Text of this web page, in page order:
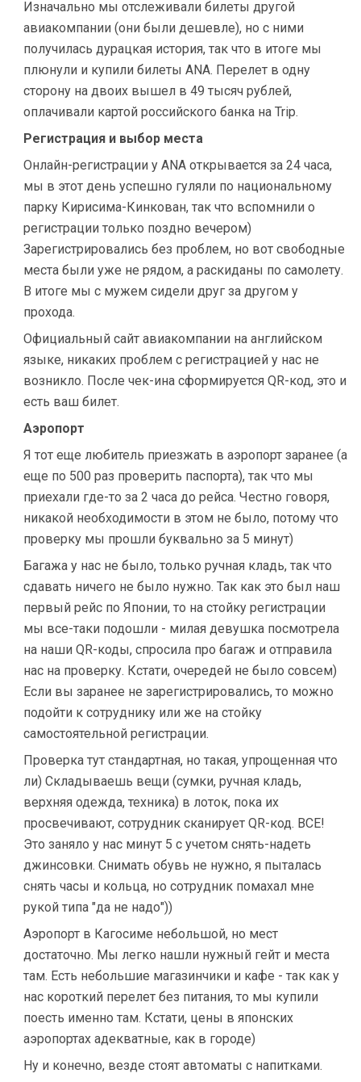
Изначально мы отслеживали билеты другой
авиакомпании (они были дешевле), но с ними
получилась дурацкая история, так что в итоге мы
плюнули и купили билеты ANA. Перелет в одну
сторону на двоих вышел в 49 тысяч рублей,
оплачивали картой российского банка на Trip.
Регистрация и выбор места
Онлайн-регистрации у ANA открывается за 24 часа,
мы в этот день успешно гуляли по национальному
парку Кирисима-Кинкован, так что вспомнили о
регистрации только поздно вечером)
Зарегистрировались без проблем, но вот свободные
места были уже не рядом, а раскиданы по самолету.
В итоге мы с мужем сидели друг за другом у
прохода.
Официальный сайт авиакомпании на английском
языке, никаких проблем с регистрацией у нас не
возникло. После чек-ина сформируется QR-код, это и
есть ваш билет.
Аэропорт
Я тот еще любитель приезжать в аэропорт заранее (а
еще по 500 раз проверить паспорта), так что мы
приехали где-то за 2 часа до рейса. Честно говоря,
никакой необходимости в этом не было, потому что
проверку мы прошли буквально за 5 минут)
Багажа у нас не было, только ручная кладь, так что
сдавать ничего не было нужно. Так как это был наш
первый рейс по Японии, то на стойку регистрации
мы все-таки подошли - милая девушка посмотрела
на наши QR-коды, спросила про багаж и отправила
нас на проверку. Кстати, очередей не было совсем)
Если вы заранее не зарегистрировались, то можно
подойти к сотруднику или же на стойку
самостоятельной регистрации.
Проверка тут стандартная, но такая, упрощенная что
ли) Складываешь вещи (сумки, ручная кладь,
верхняя одежда, техника) в лоток, пока их
просвечивают, сотрудник сканирует QR-код. ВСЕ!
Это заняло у нас минут 5 с учетом снять-надеть
джинсовки. Снимать обувь не нужно, я пыталась
снять часы и кольца, но сотрудник помахал мне
рукой типа "да не надо"))
Аэропорт в Кагосиме небольшой, но мест
достаточно. Мы легко нашли нужный гейт и места
там. Есть небольшие магазинчики и кафе - так как у
нас короткий перелет без питания, то мы купили
поесть именно там. Кстати, цены в японских
аэропортах адекватные, как в городе)
Ну и конечно, везде стоят автоматы с напитками.